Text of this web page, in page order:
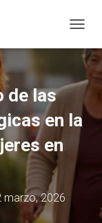
de las
en la
en
marzo, 2026